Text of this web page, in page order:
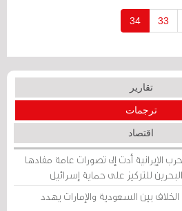
33
34
تقارير
ترجمات
اقتصاد
الإيرانية أدت إلى تصورات عامة مفادها
للتركيز على حماية إسرائيل
بين السعودية والإمارات يهدد